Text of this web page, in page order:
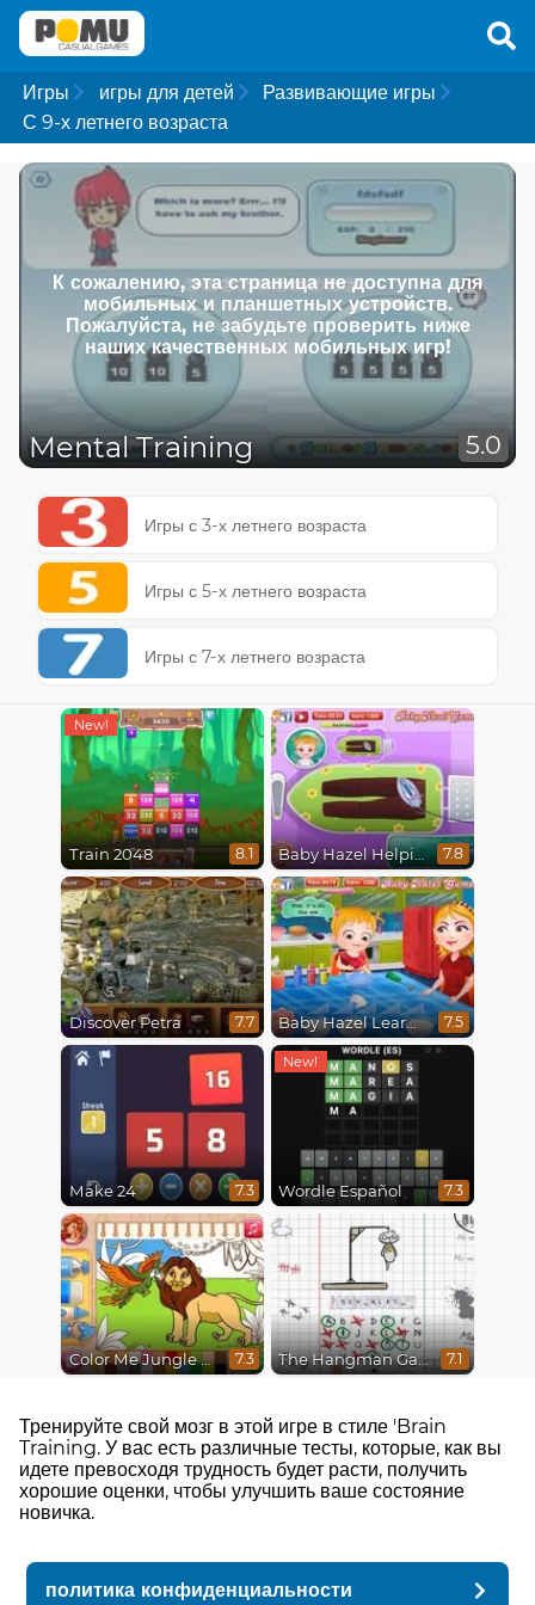
Игры игры для детей
Развивающие игры
С 9-х летнего возраста
К сожалению, эта страница не доступна для
мобильных и планшетных устройств.
Пожалуйста, не забудьте проверить ниже
наших качественных мобильных игр!
Mental Training 5.0
Игры с 3-х летнего возраста
Игры с 5-х летнего возраста
Игры с 7-х летнего возраста
Train 2048 8.1 Baby Hazel Helping Time 7.8
Discover Petra 7.7 Baby Hazel Learns Colors 7.5
Make 24 7.3 Wordle Español 7.3
Color Me Jungle Animals 7.3 The Hangman Game Scrawl 7.1
Тренируйте свой мозг в этой игре в стиле 'Brain
Training. У вас есть различные тесты, которые, как вы
идете превосходя трудность будет расти, получить
хорошие оценки, чтобы улучшить ваше состояние
новичка.
политика конфиденциальности